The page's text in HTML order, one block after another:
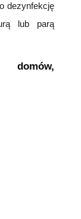
dezynfekcję
lub parą
domów,